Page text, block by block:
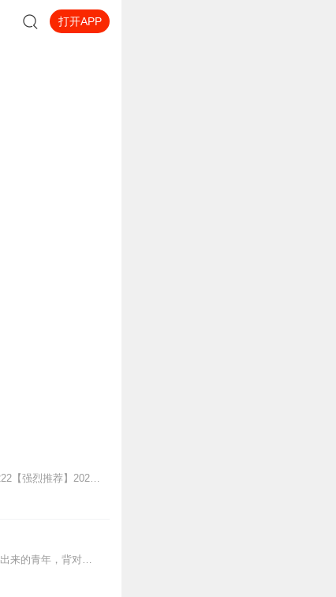
打开APP
桃乐微信群已启用，群内正在不定时掉落粉丝收听福利，欢迎各位小耳朵进群哦~加V：cyy922222【强烈推荐】2022.4.16开始收费，0.15元/集，会员免费...
【内容简介】灾变过后，大地满目疮痍。粮食匮乏，资源紧俏，局势混乱……一位从待规划区杀出来的青年，背对着漫天黄沙，孤身来到九区谋生，却不曾想偶然结识三五好友，一念...